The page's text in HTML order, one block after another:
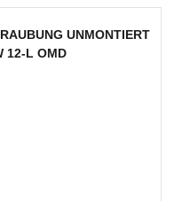
UNMONTIERT
12-L OMD